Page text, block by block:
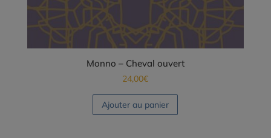
Monno – Cheval ouvert
24,00€
Ajouter au panier